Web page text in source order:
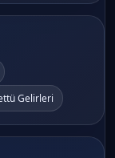
Gelirleri